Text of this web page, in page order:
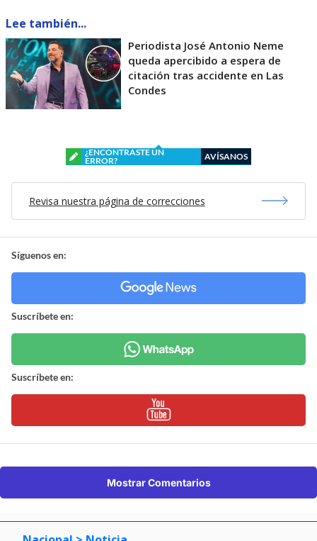
Lee también...
Periodista José Antonio Neme
queda apercibido a espera de
citación tras accidente en Las
Condes
¿ENCONTRASTE UN
ERROR?
AVÍSANOS
Revisa nuestra página de correcciones
Síguenos en:
Suscríbete en:
Suscríbete en:
Mostrar Comentarios